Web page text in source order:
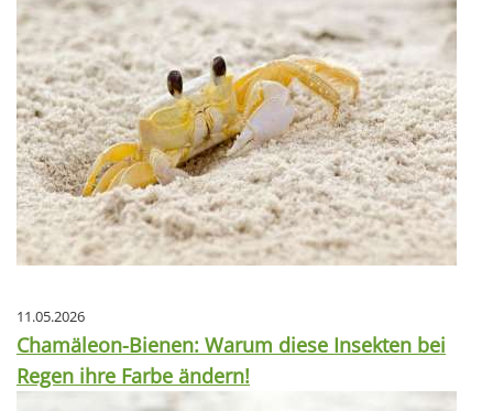
11.05.2026
Chamäleon-Bienen: Warum diese Insekten bei
Regen ihre Farbe ändern!